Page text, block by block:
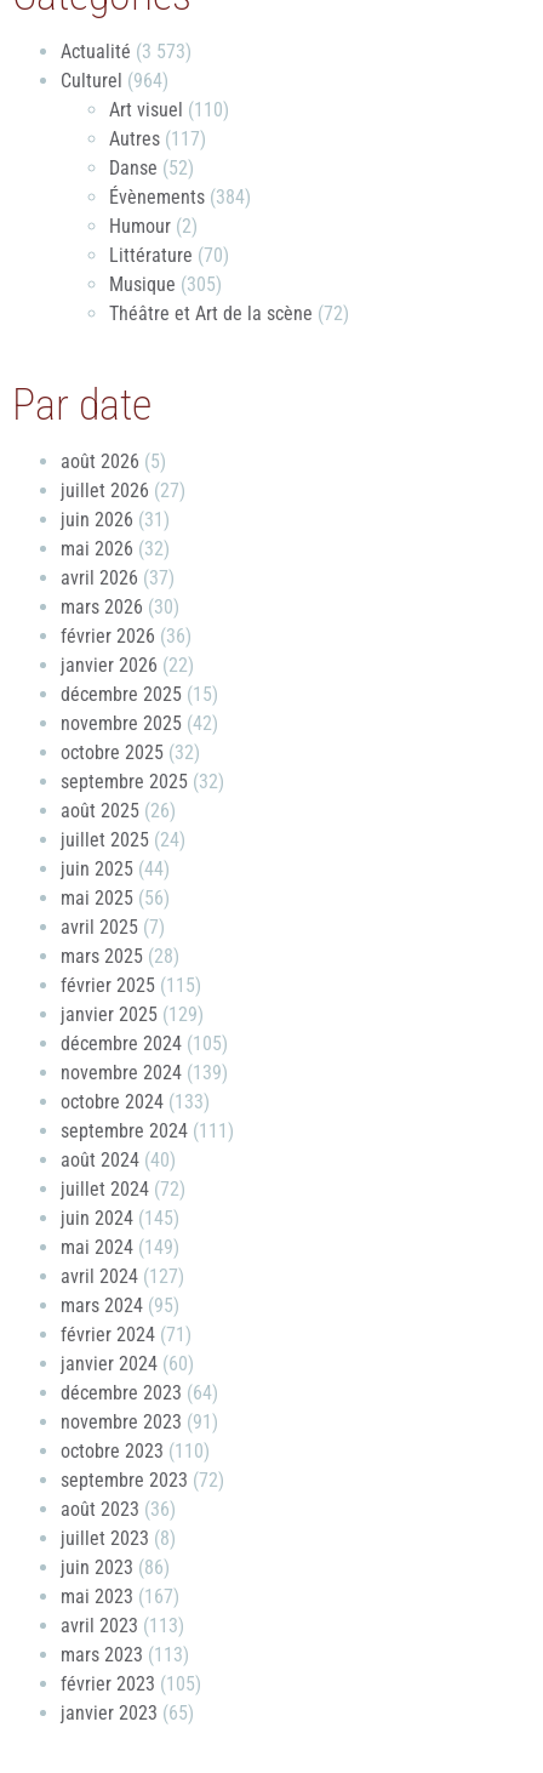
Actualité (3 573)
Culturel (964)
Art visuel (110)
Autres (117)
Danse (52)
Évènements (384)
Humour (2)
Littérature (70)
Musique (305)
Théâtre et Art de la scène (72)
Par date
août 2026 (5)
juillet 2026 (27)
juin 2026 (31)
mai 2026 (32)
avril 2026 (37)
mars 2026 (30)
février 2026 (36)
janvier 2026 (22)
décembre 2025 (15)
novembre 2025 (42)
octobre 2025 (32)
septembre 2025 (32)
août 2025 (26)
juillet 2025 (24)
juin 2025 (44)
mai 2025 (56)
avril 2025 (7)
mars 2025 (28)
février 2025 (115)
janvier 2025 (129)
décembre 2024 (105)
novembre 2024 (139)
octobre 2024 (133)
septembre 2024 (111)
août 2024 (40)
juillet 2024 (72)
juin 2024 (145)
mai 2024 (149)
avril 2024 (127)
mars 2024 (95)
février 2024 (71)
janvier 2024 (60)
décembre 2023 (64)
novembre 2023 (91)
octobre 2023 (110)
septembre 2023 (72)
août 2023 (36)
juillet 2023 (8)
juin 2023 (86)
mai 2023 (167)
avril 2023 (113)
mars 2023 (113)
février 2023 (105)
janvier 2023 (65)